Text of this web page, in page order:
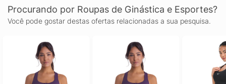
Procurando por Roupas de Ginástica e Esportes?
Você pode gostar destas ofertas relacionadas a sua pesquisa.